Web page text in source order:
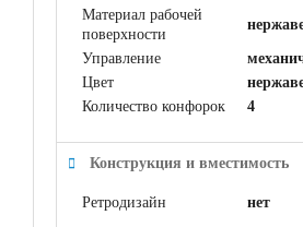
Материал рабочей
поверхности
Управление
Цвет
Количество конфорок
4
Конструкция и вместимость
Ретродизайн нет